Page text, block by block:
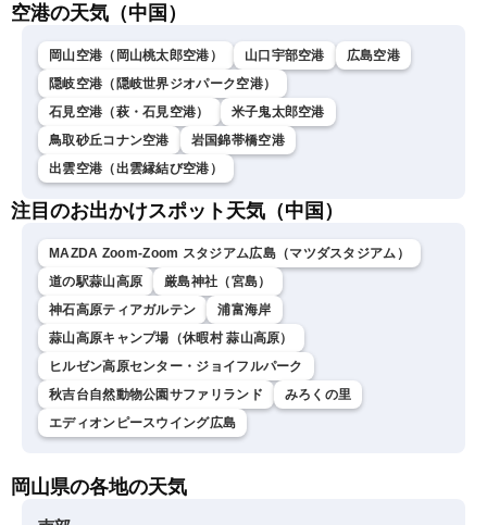
衣／芳野達郎〉
空港の天気（中国）
岡山空港（岡山桃太郎空港） 山口宇部空港
広島空港
隠岐空港（隠岐世界ジオパーク空港）
石見空港（萩・石見空港）
米子鬼太郎空港
鳥取砂丘コナン空港
岩国錦帯橋空港
出雲空港（出雲縁結び空港）
注目のお出かけスポット天気（中国）
MAZDA Zoom-Zoom スタジアム広島（マツダスタジアム）
道の駅蒜山高原
厳島神社（宮島）
神石高原ティアガルテン
浦富海岸
蒜山高原キャンプ場（休暇村 蒜山高原）
ヒルゼン高原センター・ジョイフルパーク
秋吉台自然動物公園サファリランド
みろくの里
エディオンピースウイング広島
岡山県の各地の天気